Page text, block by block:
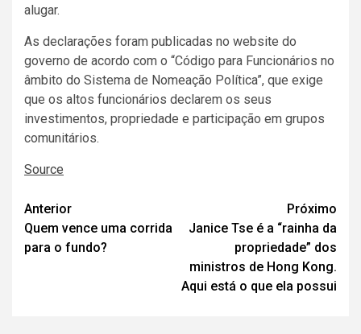
alugar.
As declarações foram publicadas no website do
governo de acordo com o “Código para Funcionários no
âmbito do Sistema de Nomeação Política”, que exige
que os altos funcionários declarem os seus
investimentos, propriedade e participação em grupos
comunitários.
Source
Navegação
de
Anterior
Quem vence uma corrida
para o fundo?
Próximo
Janice Tse é a “rainha da
propriedade” dos
ministros de Hong Kong.
Aqui está o que ela possui